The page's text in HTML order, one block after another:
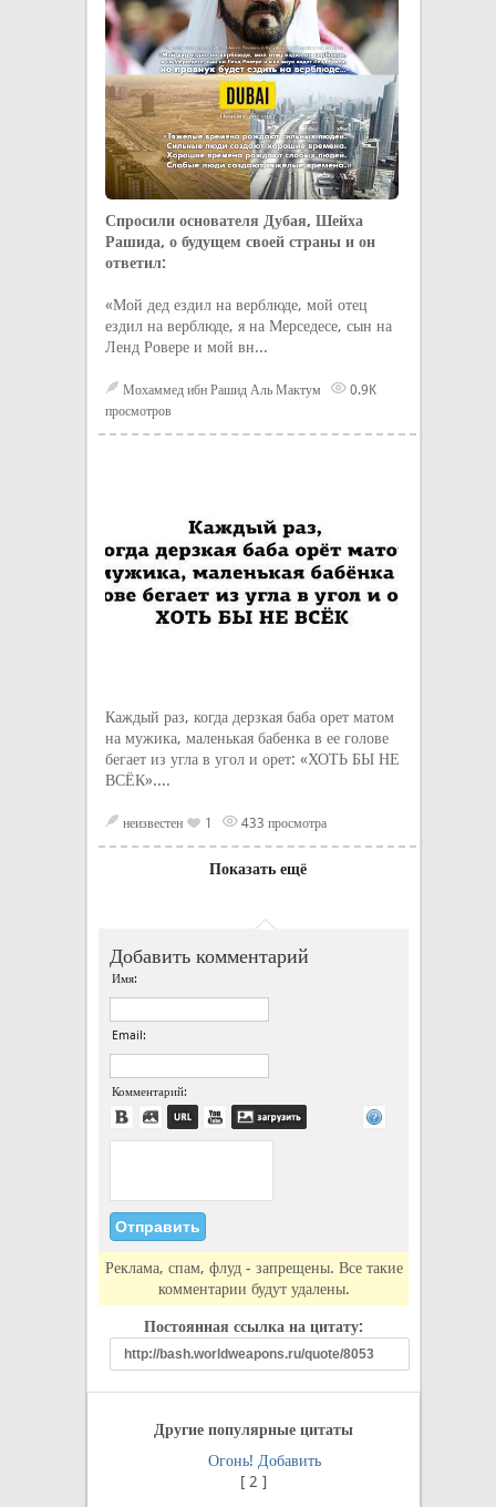
Спросили основателя Дубая, Шейха
Рашида, о будущем своей страны и он
ответил⁠⁠:
«Мой дед ездил на верблюде, мой отец
ездил на верблюде, я на Мерседесе, сын на
Ленд Ровере и мой вн...
Мохаммед ибн Рашид Аль Мактум
0.9K
просмотров
Каждый раз, когда дерзкая баба орет матом
на мужика, маленькая бабенка в ее голове
бегает из угла в угол и орет: «ХОТЬ БЫ НЕ
ВСЁК»....
неизвестен 1 433 просмотра
Показать ещё
Добавить комментарий
Имя:
Email:
Комментарий:
Реклама, спам, флуд - запрещены. Все такие
комментарии будут удалены.
Постоянная ссылка на цитату:
Другие популярные цитаты
Огонь! Добавить
[ 2 ]